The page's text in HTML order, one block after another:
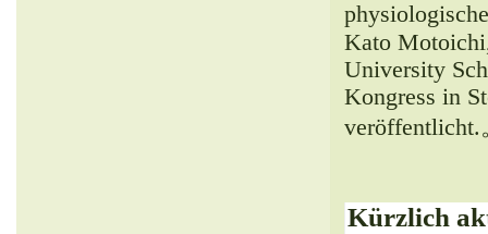
Kato
University
Kongress in
veröffentlicht.
Kürzlich